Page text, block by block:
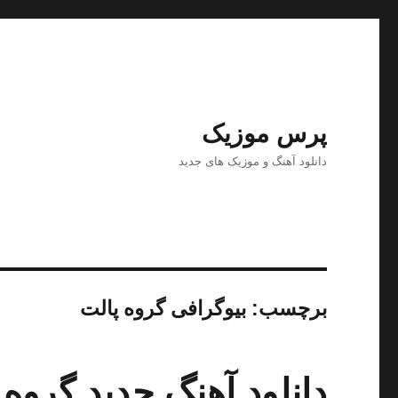
پرس موزیک
دانلود آهنگ و موزیک های جدید
برچسب:بیوگرافی گروه پالت